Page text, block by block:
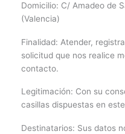
Domicilio: C/ Amadeo de
(Valencia)
Finalidad: Atender,
solicitud que nos realice
contacto.
Legitimación: Con su
casillas dispuestas en
Destinatarios: Sus datos